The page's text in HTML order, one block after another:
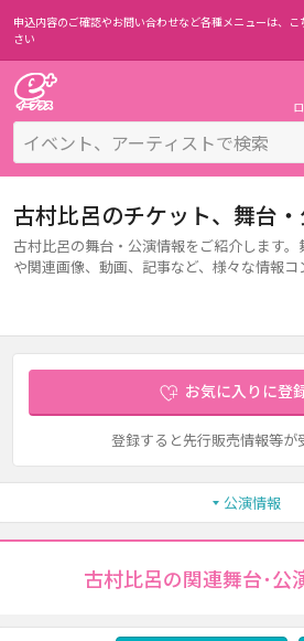
申込内容のご確認やお問い合わせなど各種メニューは、
さい
古村比呂のチケット、舞台
古村比呂の舞台・公演情報をご紹介します
や関連画像、動画、記事など、様々な情報コ
お気に入りに登
登録すると先行販売情報等が
公演情報
古村比呂の関連舞台･公